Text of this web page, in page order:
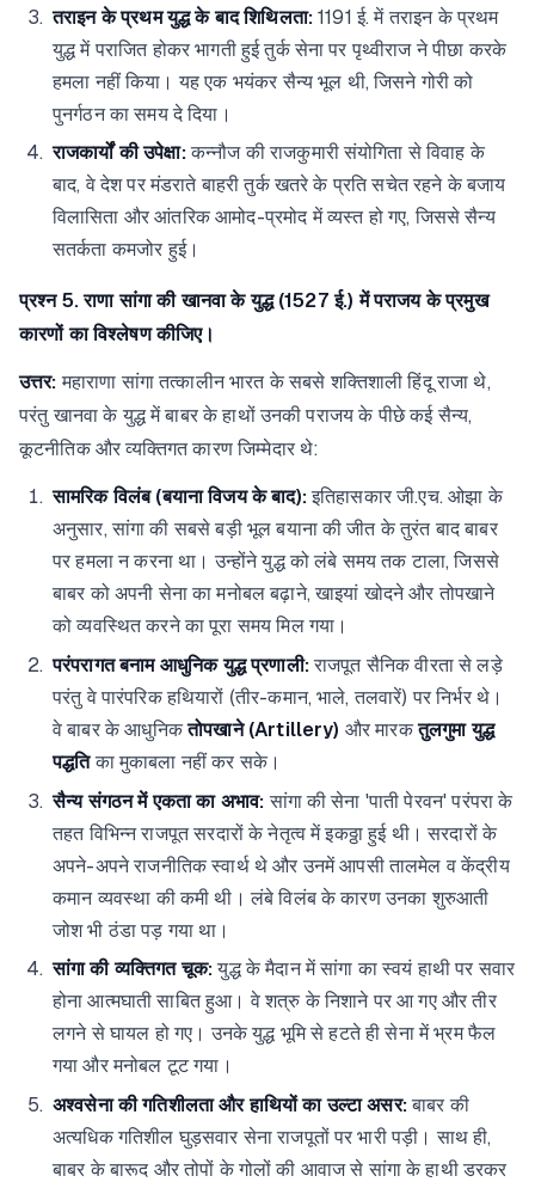
तराइन के प्रथम युद्ध के बाद शिथिलता: 1191 ई. में तराइन के प्रथम
युद्ध में पराजित होकर भागती हुई तुर्क सेना पर पृथ्वीराज ने पीछा करके
हमला नहीं किया। यह एक भयंकर सैन्य भूल थी, जिसने गोरी को
पुनर्गठन का समय दे दिया।
राजकार्यों की उपेक्षा:कन्नौज की राजकुमारी संयोगिता से विवाह के
बाद, वे देश पर मंडराते बाहरी तुर्क खतरे के प्रति सचेत रहने के बजाय
विलासिता और आंतरिक आमोद-प्रमोद में व्यस्त हो गए, जिससे सैन्य
सतर्कता कमजोर हुई।
प्रश्न 5. राणा सांगा की खानवा के युद्ध (1527 ई.) में पराजय के प्रमुख
कारणों का विश्लेषण कीजिए।
उत्तर: महाराणा सांगा तत्कालीन भारत के सबसे शक्तिशाली हिंदू राजा थे,
परंतु खानवा के युद्ध में बाबर के हाथों उनकी पराजय के पीछे कई सैन्य,
कूटनीतिक और व्यक्तिगत कारण जिम्मेदार थे:
सामरिक विलंब (बयाना विजय के बाद):इतिहासकार जी.एच. ओझा के
अनुसार, सांगा की सबसे बड़ी भूल बयाना की जीत के तुरंत बाद बाबर
पर हमला न करना था। उन्होंने युद्ध को लंबे समय तक टाला, जिससे
बाबर को अपनी सेना का मनोबल बढ़ाने, खाइयां खोदने और तोपखाने
को व्यवस्थित करने का पूरा समय मिल गया।
परंपरागत बनाम आधुनिक युद्ध प्रणाली:राजपूत सैनिक वीरता से लड़े
परंतु वे पारंपरिक हथियारों (तीर-कमान, भाले, तलवारें) पर निर्भर थे।
वे बाबर के आधुनिकतोपखाने (Artillery) और मारकतुलगुमा युद्ध
पद्धतिका मुकाबला नहीं कर सके।
सैन्य संगठन में एकता का अभाव: सांगा की सेना 'पाती पेरवन' परंपरा के
तहत विभिन्न राजपूत सरदारों के नेतृत्व में इकठ्ठा हुई थी। सरदारों के
अपने-अपने राजनीतिक स्वार्थ थे और उनमें आपसी तालमेल व केंद्रीय
कमान व्यवस्था की कमी थी। लंबे विलंब के कारण उनका शुरुआती
जोश भी ठंडा पड़ गया था।
सांगा की व्यक्तिगत चूक:युद्ध के मैदान में सांगा का स्वयं हाथी पर सवार
होना आत्मघाती साबित हुआ। वे शत्रु के निशाने पर आ गए और तीर
लगने से घायल हो गए। उनके युद्ध भूमि से हटते ही सेना में भ्रम फैल
गया और मनोबल टूट गया।
अश्वसेना की गतिशीलता और हाथियों का उल्टा असर:बाबर की
अत्यधिक गतिशील घुड़सवार सेना राजपूतों पर भारी पड़ी। साथ ही,
बाबर के बारूद और तोपों के गोलों की आवाज से सांगा के हाथी डरकर